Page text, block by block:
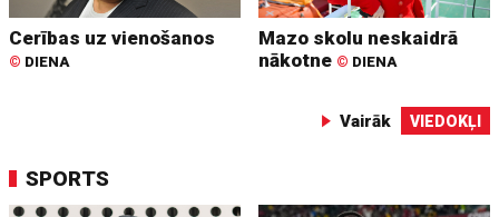
Cerības uz vienošanos
© DIENA
Mazo skolu neskaidrā
nākotne © DIENA
Vairāk VIEDOKĻI
SPORTS